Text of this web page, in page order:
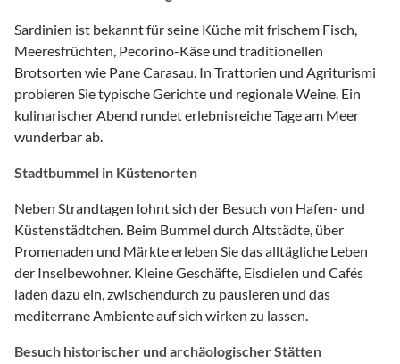
Sardinien ist bekannt für seine Küche mit frischem Fisch,
Meeresfrüchten, Pecorino-Käse und traditionellen
Brotsorten wie Pane Carasau. In Trattorien und Agriturismi
probieren Sie typische Gerichte und regionale Weine. Ein
kulinarischer Abend rundet erlebnisreiche Tage am Meer
wunderbar ab.
Stadtbummel in Küstenorten
Neben Strandtagen lohnt sich der Besuch von Hafen- und
Küstenstädtchen. Beim Bummel durch Altstädte, über
Promenaden und Märkte erleben Sie das alltägliche Leben
der Inselbewohner. Kleine Geschäfte, Eisdielen und Cafés
laden dazu ein, zwischendurch zu pausieren und das
mediterrane Ambiente auf sich wirken zu lassen.
Besuch historischer und archäologischer Stätten